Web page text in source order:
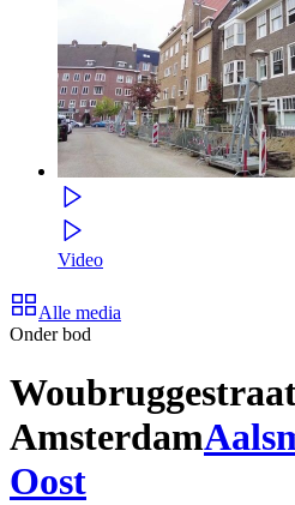
Video
Alle media
Onder bod
Amsterdam
Oost